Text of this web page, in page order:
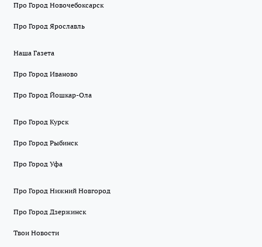
Про Город Новочебоксарск
Про Город Ярославль
Наша Газета
Про Город Иваново
Про Город Йошкар-Ола
Про Город Курск
Про Город Рыбинск
Про Город Уфа
Про Город Нижний Новгород
Про Город Дзержинск
Твои Новости